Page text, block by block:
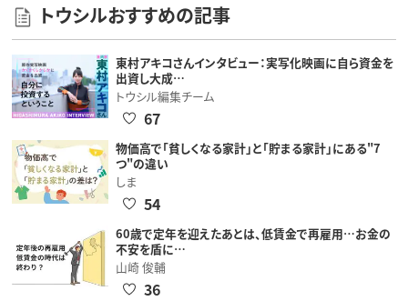
トウシルおすすめの記事
東村アキコさんインタビュー：実写化映画に自ら資金を
出資し大成…
トウシル編集チーム
67
物価高で「貧しくなる家計」と「貯まる家計」にある"7
つ"の違い
しま
54
60歳で定年を迎えたあとは、低賃金で再雇用…お金の
不安を盾に…
山崎 俊輔
36